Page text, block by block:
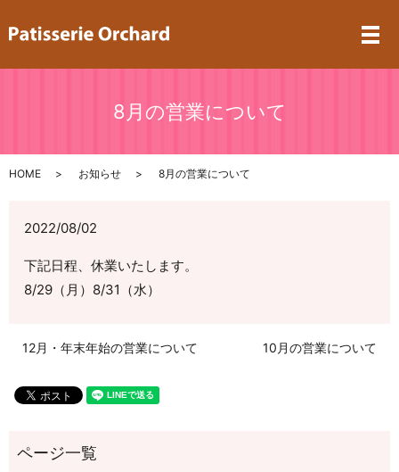
メ
8月の営業について
HOME お知らせ 8月の営業について
2022/08/02
下記日程、休業いたします。
8/29（月）8/31（水）
12月・年末年始の営業について 10月の営業について